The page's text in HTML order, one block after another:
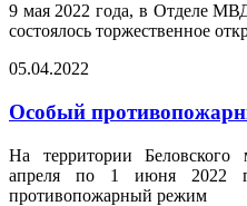
9 мая 2022 года, в Отделе
состоялось торжественное
05.04.2022
Особый
На территории
апреля по 1 июня 2022
противопожарный режим